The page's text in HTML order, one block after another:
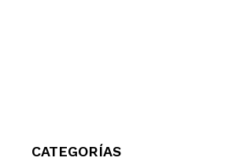
CATEGORÍAS